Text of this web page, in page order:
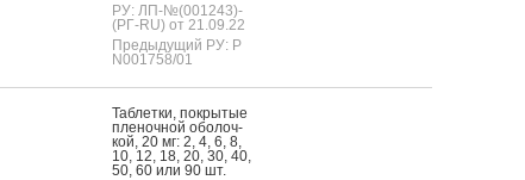
РУ: ЛП-№(001243)-
(РГ-RU) от 21.09.22
Предыдущий РУ: Р
N001758/01
Таб­летки, пок­ры­тые
пле­ноч­ной обо­лоч­
кой, 20 мг: 2, 4, 6, 8,
10, 12, 18, 20, 30, 40,
50, 60 или 90 шт.